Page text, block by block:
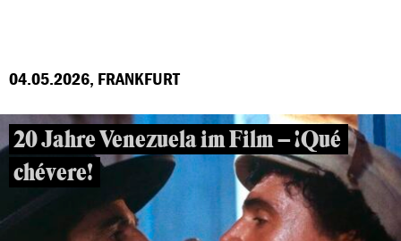
04.05.2026, FRANKFURT
20 Jahre Venezuela im Film – ¡Qué
chévere!